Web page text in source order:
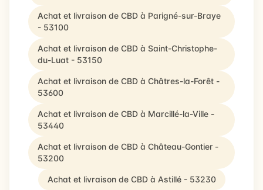
Achat et livraison de CBD à Parigné-sur-Braye
- 53100
Achat et livraison de CBD à Saint-Christophe-
du-Luat - 53150
Achat et livraison de CBD à Châtres-la-Forêt -
53600
Achat et livraison de CBD à Marcillé-la-Ville -
53440
Achat et livraison de CBD à Château-Gontier -
53200
Achat et livraison de CBD à Astillé - 53230